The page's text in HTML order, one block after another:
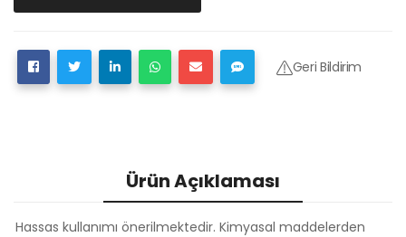
Geri Bildirim
Ürün Açıklaması
Hassas kullanımı önerilmektedir. Kimyasal maddelerden